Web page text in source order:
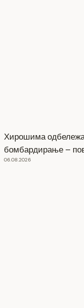
Хирошима одбележа
бомбардирање –
06.08.2026